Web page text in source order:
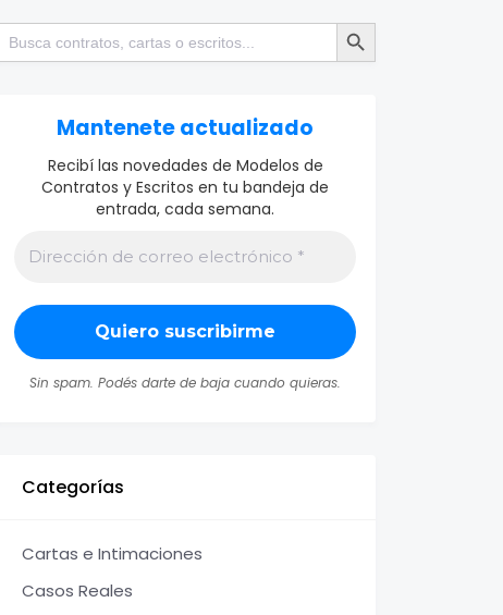
Botón de búsqueda
Mantenete actualizado
Recibí las novedades de Modelos de
Contratos y Escritos en tu bandeja de
entrada, cada semana.
Sin spam. Podés darte de baja cuando quieras.
Categorías
Cartas e Intimaciones
Casos Reales